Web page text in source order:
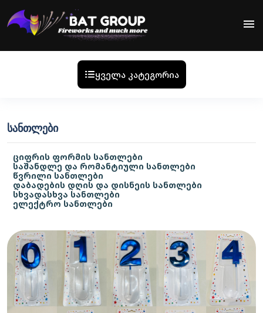
menu
ყველა კატეგორია
ᲡᲐᲜᲗᲚᲔᲑᲘ
ციფრის ფორმის სანთლები
საშანდლე და რომანტიული სანთლები
წვრილი სანთლები
დაბადების დღის და დისნეის სანთლები
სხვადასხვა სანთლები
ელექტრო სანთლები